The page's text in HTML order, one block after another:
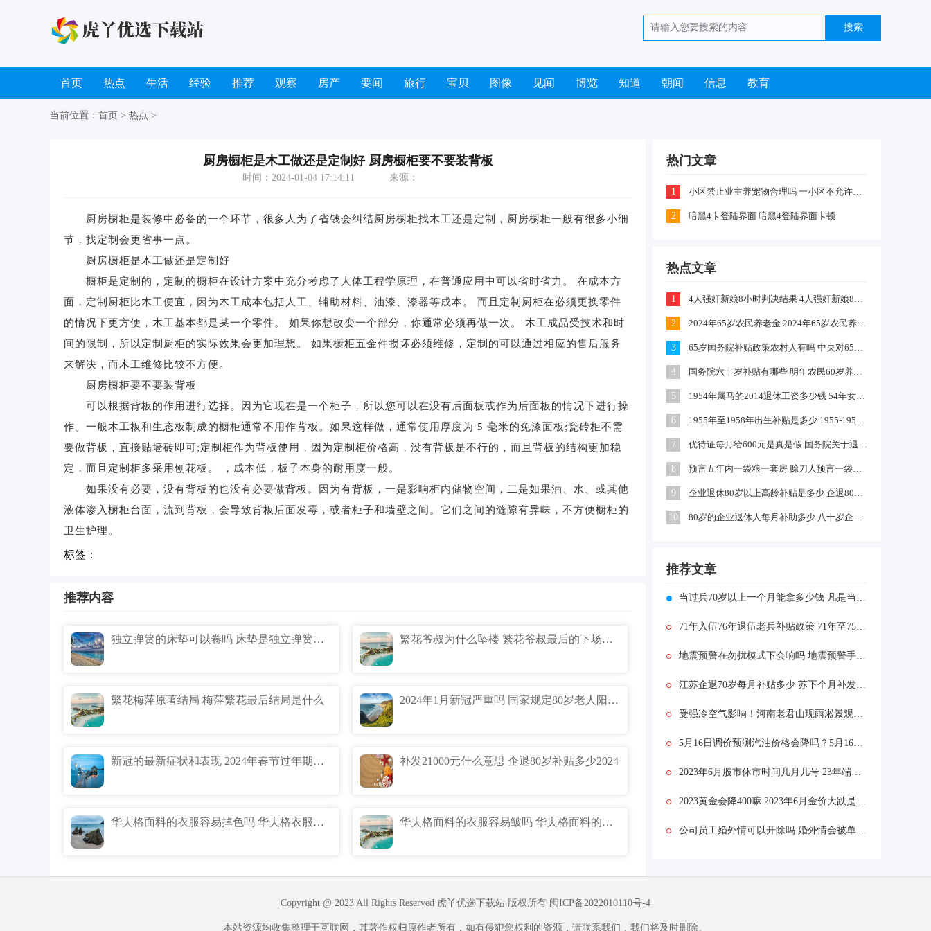
首页 热点 生活 经验 推荐 观察 房产 要闻 旅行 宝贝 图像 见闻 博览 知道 朝闻 信息 教育
当前位置： 首页 > 热点 >
厨房橱柜是木工做还是定制好 厨房橱柜要不要装背板
时间：2024-01-04 17:14:11 来源：
厨房橱柜是装修中必备的一个环节，很多人为了省钱会纠结厨房橱柜找木工还是定制，厨房橱柜一般有很多小细
节，找定制会更省事一点。
厨房橱柜是木工做还是定制好
橱柜是定制的，定制的橱柜在设计方案中充分考虑了人体工程学原理，在普通应用中可以省时省力。 在成本方
面，定制厨柜比木工便宜，因为木工成本包括人工、辅助材料、油漆、漆器等成本。 而且定制厨柜在必须更换零件
的情况下更方便，木工基本都是某一个零件。 如果你想改变一个部分，你通常必须再做一次。 木工成品受技术和时
间的限制，所以定制厨柜的实际效果会更加理想。 如果橱柜五金件损坏必须维修，定制的可以通过相应的售后服务
来解决，而木工维修比较不方便。
厨房橱柜要不要装背板
可以根据背板的作用进行选择。因为它现在是一个柜子，所以您可以在没有后面板或作为后面板的情况下进行操
作。一般木工板和生态板制成的橱柜通常不用作背板。如果这样做，通常使用厚度为 5 毫米的免漆面板;瓷砖柜不需
要做背板，直接贴墙砖即可;定制柜作为背板使用，因为定制柜价格高，没有背板是不行的，而且背板的结构更加稳
定，而且定制柜多采用刨花板。 ，成本低，板子本身的耐用度一般。
如果没有必要，没有背板的也没有必要做背板。因为有背板，一是影响柜内储物空间，二是如果油、水、或其他
液体渗入橱柜台面，流到背板，会导致背板后面发霉，或者柜子和墙壁之间。它们之间的缝隙有异味，不方便橱柜的
卫生护理。
标签：
推荐内容
独立弹簧的床垫可以卷吗 床垫是独立弹簧好还是整网弹簧好 繁花爷叔为什么坠楼 繁花爷叔最后的下场怎么死的
繁花梅萍原著结局 梅萍繁花最后结局是什么 2024年1月新冠严重吗 国家规定80岁老人阳性隔离吗
新冠的最新症状和表现 2024年春节过年期间疫情还会继续吗 补发21000元什么意思 企退80岁补贴多少2024
华夫格面料的衣服容易掉色吗 华夫格衣服掉色是不是质量不行 华夫格面料的衣服容易皱吗 华夫格面料的衣服好不好
热门文章
1 小区禁止业主养宠物合理吗 一小区不允许业主喂养猫咪和狗狗是怎么回事
2 暗黑4卡登陆界面 暗黑4登陆界面卡顿
热点文章
1 4人强奸新娘8小时判决结果 4人强奸新娘8小时案件嫌疑犯判刑什么情况
2 2024年65岁农民养老金 2024年65岁农民养老金上涨多少
3 65岁国务院补贴政策农村人有吗 中央对65岁以上老人有补贴吗
4 国务院六十岁补贴有哪些 明年农民60岁养老金每月领多少钱
5 1954年属马的2014退休工资多少钱 54年女马出生农村每年养老金多少
6 1955年至1958年出生补贴是多少 1955-1958年出生补贴在哪领
7 优待证每月给600元是真是假 国务院关于退伍军人每月补助文件
8 预言五年内一袋粮一套房 赊刀人预言一袋面换五栋楼真的吗
9 企业退休80岁以上高龄补贴是多少 企退80岁以上有100元补贴吗
10 80岁的企业退休人每月补助多少 八十岁企退人员补发工资吗
推荐文章
当过兵70岁以上一个月能拿多少钱 凡是当过兵70岁后每月有多少钱
71年入伍76年退伍老兵补贴政策 71年至75年退伍军人有补偿不
地震预警在勿扰模式下会响吗 地震预警手机怎么设置
江苏企退70岁每月补贴多少 苏下个月补发退休工资吗？
受强冷空气影响！河南老君山现雨凇景观：车窗覆冰
5月16日调价预测汽油价格会降吗？5月16日油价是涨还是跌
2023年6月股市休市时间几月几号 23年端午节股市怎么放假几天几号开市
2023黄金会降400嘛 2023年6月金价大跌是真的还是假的
公司员工婚外情可以开除吗 婚外情会被单位开除吗
Copyright @ 2023 All Rights Reserved 虎丫优选下载站 版权所有 闽ICP备2022010110号-4
本站资源均收集整理于互联网，其著作权归原作者所有，如有侵犯您权利的资源，请联系我们，我们将及时删除。